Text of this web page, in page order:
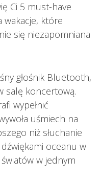
Ci 5 must-have
które
się niezapomniana
głośnik Bluetooth,
salę koncertową.
wypełnić
uśmiech na
niż słuchanie
oceanu w
w jednym